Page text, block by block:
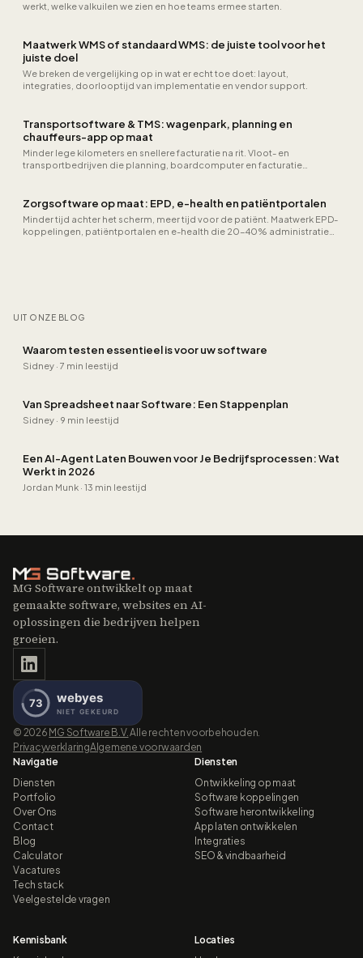
werkt, welke valkuilen we zien en hoe teams ermee starten.
Maatwerk WMS of standaard WMS: de juiste tool voor het
juiste doel
We breken de vergelijking op in wat er echt toe doet: layout,
integraties, doorlooptijd van implementatie en vendor support.
Transportsoftware & TMS: wagenpark, planning en
chauffeurs-app op maat
Minder lege kilometers en snellere facturatie na rit. Vloot- en
transportbedrijven die planning, boardcomputer en facturatie
Zorgsoftware op maat: EPD, e-health en patiëntportalen
Minder tijd achter het scherm, meer tijd voor de patiënt. Maatwerk EPD-
koppelingen, patiëntportalen en e-health die 20-40% administratie
UIT ONZE BLOG
Waarom testen essentieel is voor uw software
Sidney · 7 min leestijd
Van Spreadsheet naar Software: Een Stappenplan
Sidney · 9 min leestijd
Een AI-Agent Laten Bouwen voor Je Bedrijfsprocessen: Wat
Werkt in 2026
Jordan Munk · 13 min leestijd
MG Software ontwikkelt op maat
gemaakte software, websites en AI-
oplossingen die bedrijven helpen
groeien.
© 2026 MG Software B.V. Alle rechten voorbehouden.
PrivacyverklaringAlgemene voorwaarden
Navigatie
Diensten
Portfolio
Over Ons
Contact
Blog
Calculator
Vacatures
Tech stack
Veelgestelde vragen
Diensten
Ontwikkeling op maat
Software koppelingen
Software herontwikkeling
App laten ontwikkelen
Integraties
SEO & vindbaarheid
Kennisbank
Locaties